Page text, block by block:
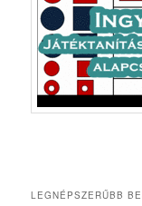
LEGNÉPSZERŰBB